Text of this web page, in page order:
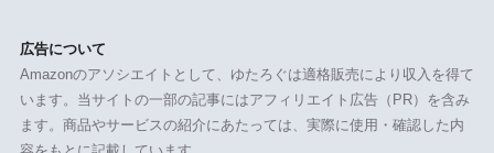
広告について
Amazonのアソシエイトとして、ゆたろぐは適格販売により収入を得て
います。当サイトの一部の記事にはアフィリエイト広告（PR）を含み
ます。商品やサービスの紹介にあたっては、実際に使用・確認した内